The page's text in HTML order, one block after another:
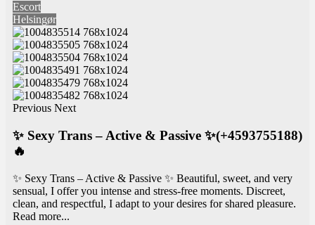
Escort
Helsingør
Previous Next
✨ Sexy Trans – Active & Passive ✨(+4593755188)
🔥
✨ Sexy Trans – Active & Passive ✨ Beautiful, sweet, and very
sensual, I offer you intense and stress-free moments. Discreet,
clean, and respectful, I adapt to your desires for shared pleasure.
Read more...